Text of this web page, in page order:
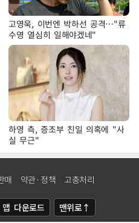
고영욱, 이번엔 박하선 공격…"류
수영 열심히 일해야겠네"
하영 측, 증조부 친일 의혹에 "사
실 무근"
매 약관·정책 고충처리
앱 다운로드 맨위로↑